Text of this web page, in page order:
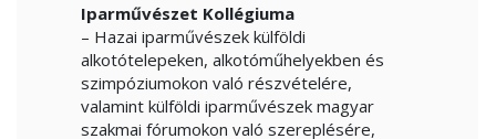
Iparművészet Kollégiuma
– Hazai iparművészek külföldi
alkotótelepeken, alkotóműhelyekben és
szimpóziumokon való részvételére,
valamint külföldi iparművészek magyar
szakmai fórumokon való szereplésére,